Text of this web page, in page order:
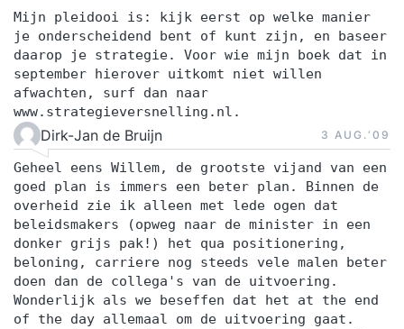
Mijn pleidooi is: kijk eerst op welke manier
je onderscheidend bent of kunt zijn, en baseer
daarop je strategie. Voor wie mijn boek dat in
september hierover uitkomt niet willen
afwachten, surf dan naar
www.strategieversnelling.nl.
Dirk-Jan de Bruijn 3 AUG.‘09
Geheel eens Willem, de grootste vijand van een
goed plan is immers een beter plan. Binnen de
overheid zie ik alleen met lede ogen dat
beleidsmakers (opweg naar de minister in een
donker grijs pak!) het qua positionering,
beloning, carriere nog steeds vele malen beter
doen dan de collega's van de uitvoering.
Wonderlijk als we beseffen dat het at the end
of the day allemaal om de uitvoering gaat.